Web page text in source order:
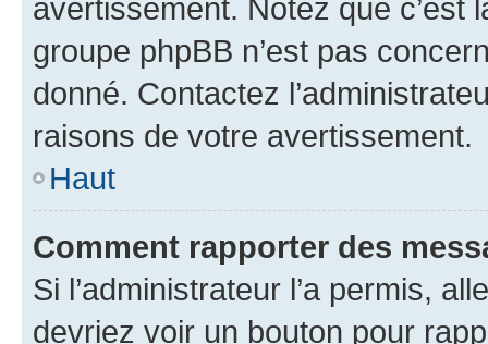
avertissement. Notez que c’est
groupe phpBB n’est pas
donné. Contactez
raisons de votre avertissement.
Haut
Comment rapporter des
Si l’administrateur l’a permis,
devriez voir un bouton pour